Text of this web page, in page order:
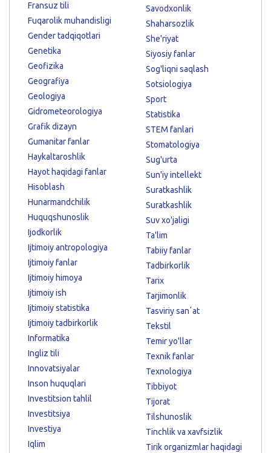
Fransuz tili
Fuqarolik muhandisligi
Gender tadqiqotlari
Genetika
Geofizika
Geografiya
Geologiya
Gidrometeorologiya
Grafik dizayn
Gumanitar fanlar
Haykaltaroshlik
Hayot haqidagi fanlar
Hisoblash
Hunarmandchilik
Huquqshunoslik
Ijodkorlik
Ijtimoiy antropologiya
Ijtimoiy fanlar
Ijtimoiy himoya
Ijtimoiy ish
Ijtimoiy statistika
Ijtimoiy tadbirkorlik
Informatika
Ingliz tili
Innovatsiyalar
Inson huquqlari
Investitsion tahlil
Investitsiya
Investiya
Iqlim
Savodxonlik
Shaharsozlik
She'riyat
Siyosiy fanlar
Sog'liqni saqlash
Sotsiologiya
Sport
Statistika
STEM fanlari
Stomatologiya
Sug'urta
Sun'iy intellekt
Suratkashlik
Suratkashlik
Suv xo'jaligi
Ta'lim
Tabiiy fanlar
Tadbirkorlik
Tarix
Tarjimonlik
Tasviriy sanʼat
Tekstil
Temir yo'llar
Texnik fanlar
Texnologiya
Tibbiyot
Tijorat
Tilshunoslik
Tinchlik va xavfsizlik
Tirik organizmlar haqidagi